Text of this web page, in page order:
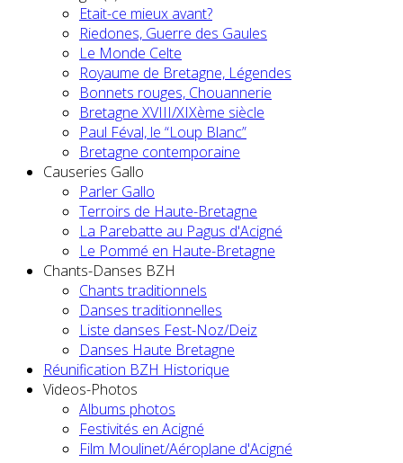
Etait-ce mieux avant?
Riedones, Guerre des Gaules
Le Monde Celte
Royaume de Bretagne, Légendes
Bonnets rouges, Chouannerie
Bretagne XVIII/XIXème siècle
Paul Féval, le “Loup Blanc”
Bretagne contemporaine
Causeries Gallo
Parler Gallo
Terroirs de Haute-Bretagne
La Parebatte au Pagus d'Acigné
Le Pommé en Haute-Bretagne
Chants-Danses BZH
Chants traditionnels
Danses traditionnelles
Liste danses Fest-Noz/Deiz
Danses Haute Bretagne
Réunification BZH Historique
Videos-Photos
Albums photos
Festivités en Acigné
Film Moulinet/Aéroplane d'Acigné